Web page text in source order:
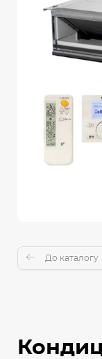
До каталогу